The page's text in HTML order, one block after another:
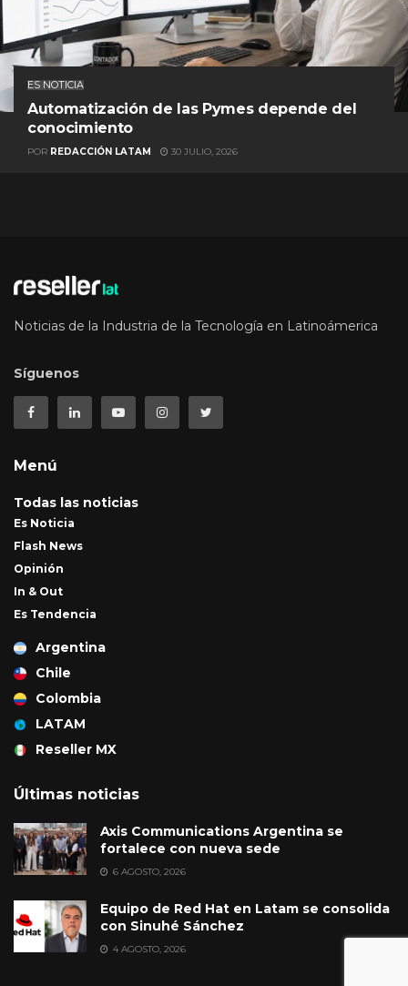
ES NOTICIA
Automatización de las Pymes depende del
conocimiento
POR REDACCIÓN LATAM 30 JULIO, 2026
Noticias de la Industria de la Tecnología en Latinoámerica
Síguenos
Menú
Todas las noticias
Es Noticia
Flash News
Opinión
In & Out
Es Tendencia
Argentina
Chile
Colombia
LATAM
Reseller MX
Últimas noticias
Axis Communications Argentina se
fortalece con nueva sede
6 AGOSTO, 2026
Equipo de Red Hat en Latam se consolida
con Sinuhé Sánchez
4 AGOSTO, 2026